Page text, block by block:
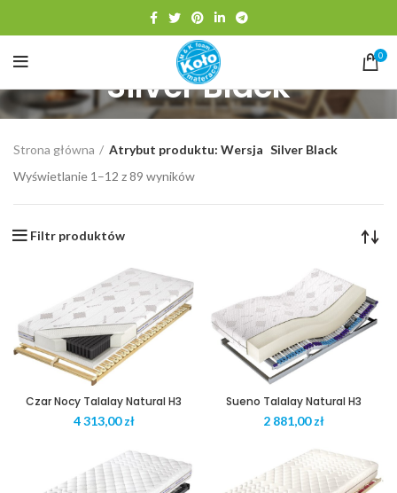
0
Silver Black
Strona główna Atrybut produktu: Wersja Silver Black
Wyświetlanie 1–12 z 89 wyników
Filtr produktów
Czar Nocy Talalay Natural H3
zł
Sueno Talalay Natural H3
zł